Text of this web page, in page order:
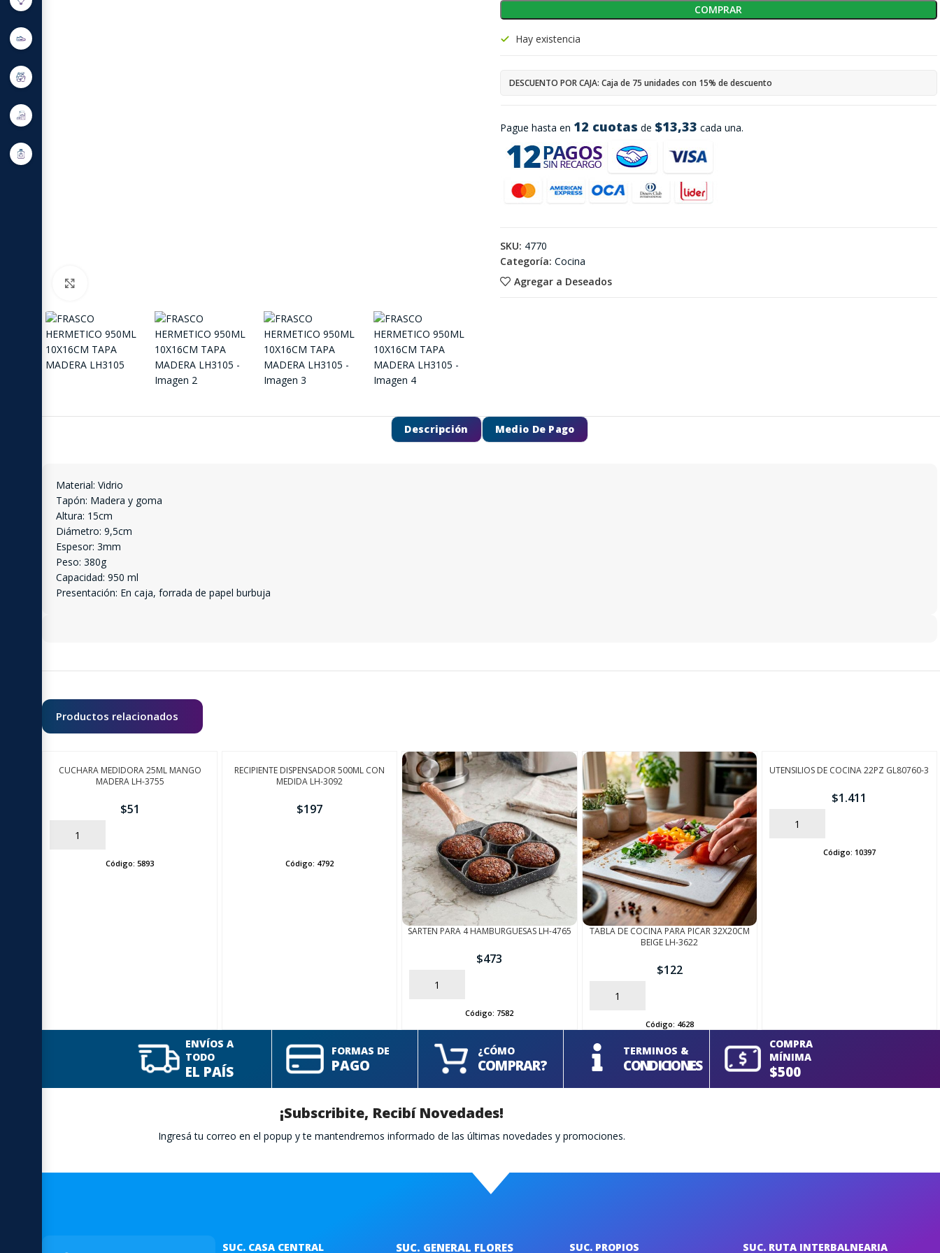
Pague hasta en 12 cuotas de $13,33 cada una.
Hay existencia
DESCUENTO POR CAJA: Caja de 75 unidades con 15% de descuento
COMPRAR
Agregar a Deseados
SKU: 4770
Categoría: Cocina
Descripción Medio De Pago
Material: Vidrio
Tapón: Madera y goma
Altura: 15cm
Diámetro: 9,5cm
Espesor: 3mm
Peso: 380g
Capacidad: 950 ml
Presentación: En caja, forrada de papel burbuja
Productos relacionados
CUCHARA MEDIDORA 25ML MANGO
MADERA LH-3755
$51
AÑADIR
Código:5893
RECIPIENTE DISPENSADOR 500ML CON
MEDIDA LH-3092
$197
Código: 4792
SARTEN PARA 4 HAMBURGUESAS LH-4765
$473
AÑADIR
Código: 7582
TABLA DE COCINA PARA PICAR 32X20CM
BEIGE LH-3622
$122
AÑADIR
Código: 4628
UTENSILIOS DE COCINA 22PZ GL80760-3
$1.411
AÑADIR
Código: 10397
ENVÍOS A
TODO
EL PAÍS
FORMAS DE
PAGO
¿CÓMO
COMPRAR?
TERMINOS &
CONDICIONES
COMPRA
MÍNIMA
$500
¡Subscribite, Recibí Novedades!
Ingresá tu correo en el popup y te mantendremos informado de las últimas novedades y promociones.
SUC. CASA CENTRAL SUC. GENERAL FLORES SUC. PROPIOS SUC. RUTA INTERBALNEARIA